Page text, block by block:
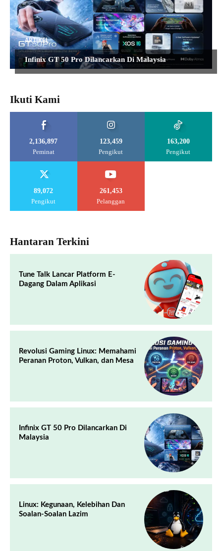
ARTIKEL
Infinix GT 50 Pro Dilancarkan Di Malaysia
Ikuti Kami
2,136,897
Peminat
123,459
Pengikut
163,200
Pengikut
89,072
Pengikut
261,453
Pelanggan
Hantaran Terkini
Tune Talk Lancar Platform E-
Dagang Dalam Aplikasi
Revolusi Gaming Linux: Memahami
Peranan Proton, Vulkan, dan Mesa
Infinix GT 50 Pro Dilancarkan Di
Malaysia
Linux: Kegunaan, Kelebihan Dan
Soalan-Soalan Lazim